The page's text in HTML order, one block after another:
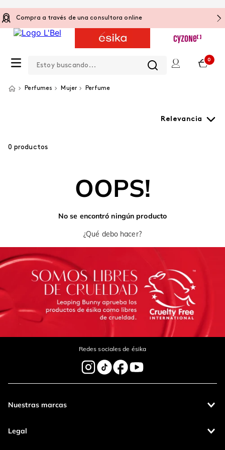
Compra a través de una consultora online
0
Perfumes Mujer Perfume
Relevancia
0 productos
OOPS!
No se encontró ningún producto
¿Qué debo hacer?
Redes sociales de ésika
Nuestras marcas
Legal